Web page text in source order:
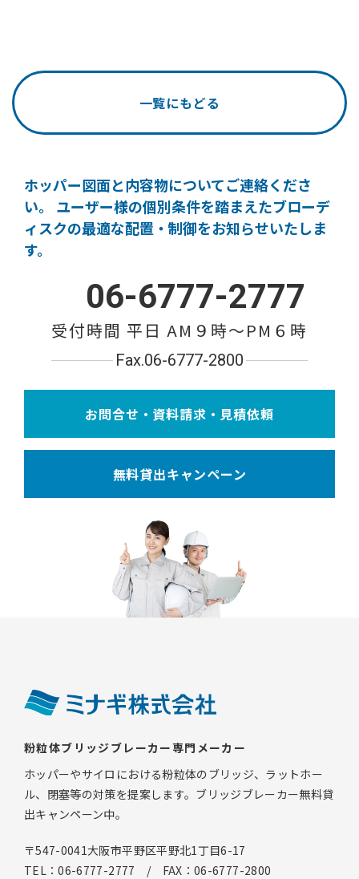
一覧にもどる
ホッパー図面と内容物についてご連絡くださ
い。
ユーザー様の個別条件を踏まえたブローデ
ィスクの最適な配置・制御をお知らせいたしま
す。
06-6777-2777
受付時間 平日 AM９時〜PM６時
Fax.06-6777-2800
お問合せ・資料請求・見積依頼
無料貸出キャンペーン
粉粒体ブリッジブレーカー専門メーカー
ホッパーやサイロにおける粉粒体のブリッジ、ラットホー
ル、閉塞等の対策を提案します。ブリッジブレーカー無料貸
出キャンペーン中。
〒547-0041大阪市平野区平野北1丁目6-17
TEL：06-6777-2777 / FAX：06-6777-2800